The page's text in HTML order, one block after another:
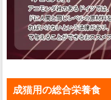
成猫用の総合栄養食